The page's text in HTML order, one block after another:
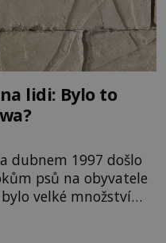
lidi: Bylo to
dubnem 1997 došlo
psů na obyvatele
velké množství
Co se stalo?
za těmito ataky